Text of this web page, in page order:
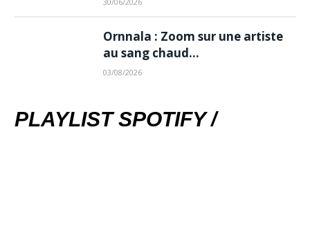
Ornnala : Zoom sur une artiste
au sang chaud…
03/08/2026
PLAYLIST SPOTIFY /